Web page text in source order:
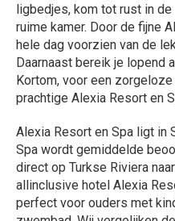
ligbedjes, kom tot rust in
ruime kamer. Door de fijne
hele dag voorzien van de
Daarnaast bereik je lopend
Kortom, voor een
prachtige Alexia Resort en
Alexia Resort en Spa ligt in
Spa wordt gemiddelde
direct op Turkse Riviera
allinclusive hotel Alexia
perfect voor ouders met